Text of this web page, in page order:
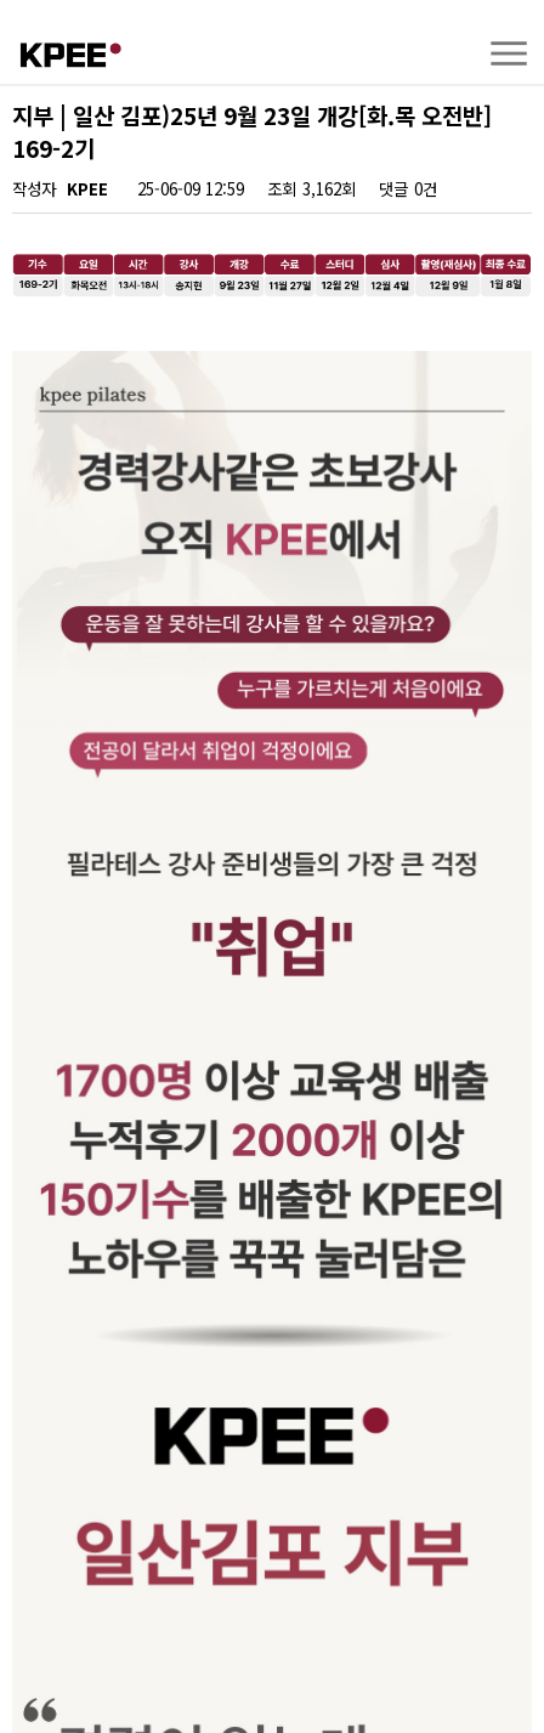
지부 | 일산 김포)25년 9월 23일 개강[화.목 오전반]
169-2기
작성자 KPEE 25-06-09 12:59 조회 3,162회 댓글 0건